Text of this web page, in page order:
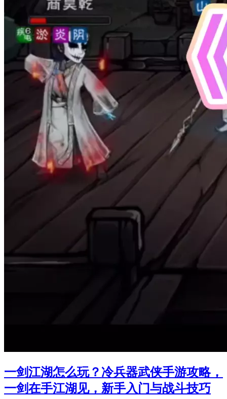
一剑江湖怎么玩？冷兵器武侠手游攻略，
一剑在手江湖见，新手入门与战斗技巧